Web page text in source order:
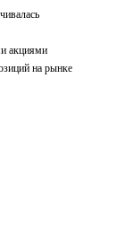
акциями
на рынке